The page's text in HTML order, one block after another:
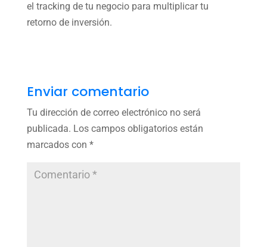
el tracking de tu negocio para multiplicar tu
retorno de inversión.
Enviar comentario
Tu dirección de correo electrónico no será
publicada. Los campos obligatorios están
marcados con *